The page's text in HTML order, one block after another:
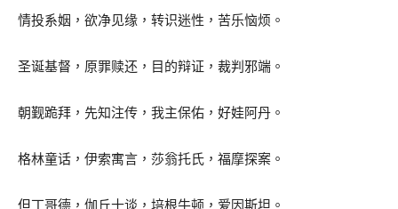
情投系姻，欲净见缘，转识迷性，苦乐恼烦。
圣诞基督，原罪赎还，目的辩证，裁判邪端。
朝觐跪拜，先知注传，我主保佑，好娃阿丹。
格林童话，伊索寓言，莎翁托氏，福摩探案。
但丁哥德，伽丘十谈，培根牛顿，爱因斯坦。